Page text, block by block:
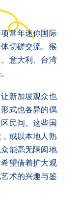
常年迷你国际
切磋交流。猴
意大利、台湾
新加坡观众也
式也各异的偶
民间。这些国
或以本地人熟
能毫无隔阂地
望借着扩大观
术的兴趣与鉴